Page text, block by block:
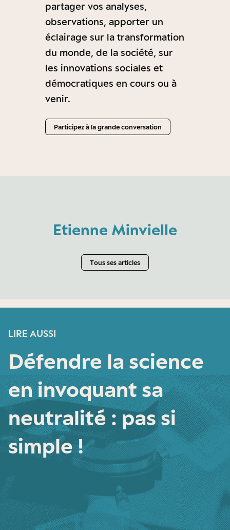
partager vos analyses,
observations, apporter un
éclairage sur la transformation
du monde, de la société, sur
les innovations sociales et
démocratiques en cours ou à
venir.
Participez à la grande conversation
Etienne Minvielle
Tous ses articles
LIRE AUSSI
Défendre la science
en invoquant sa
neutralité : pas si
simple !